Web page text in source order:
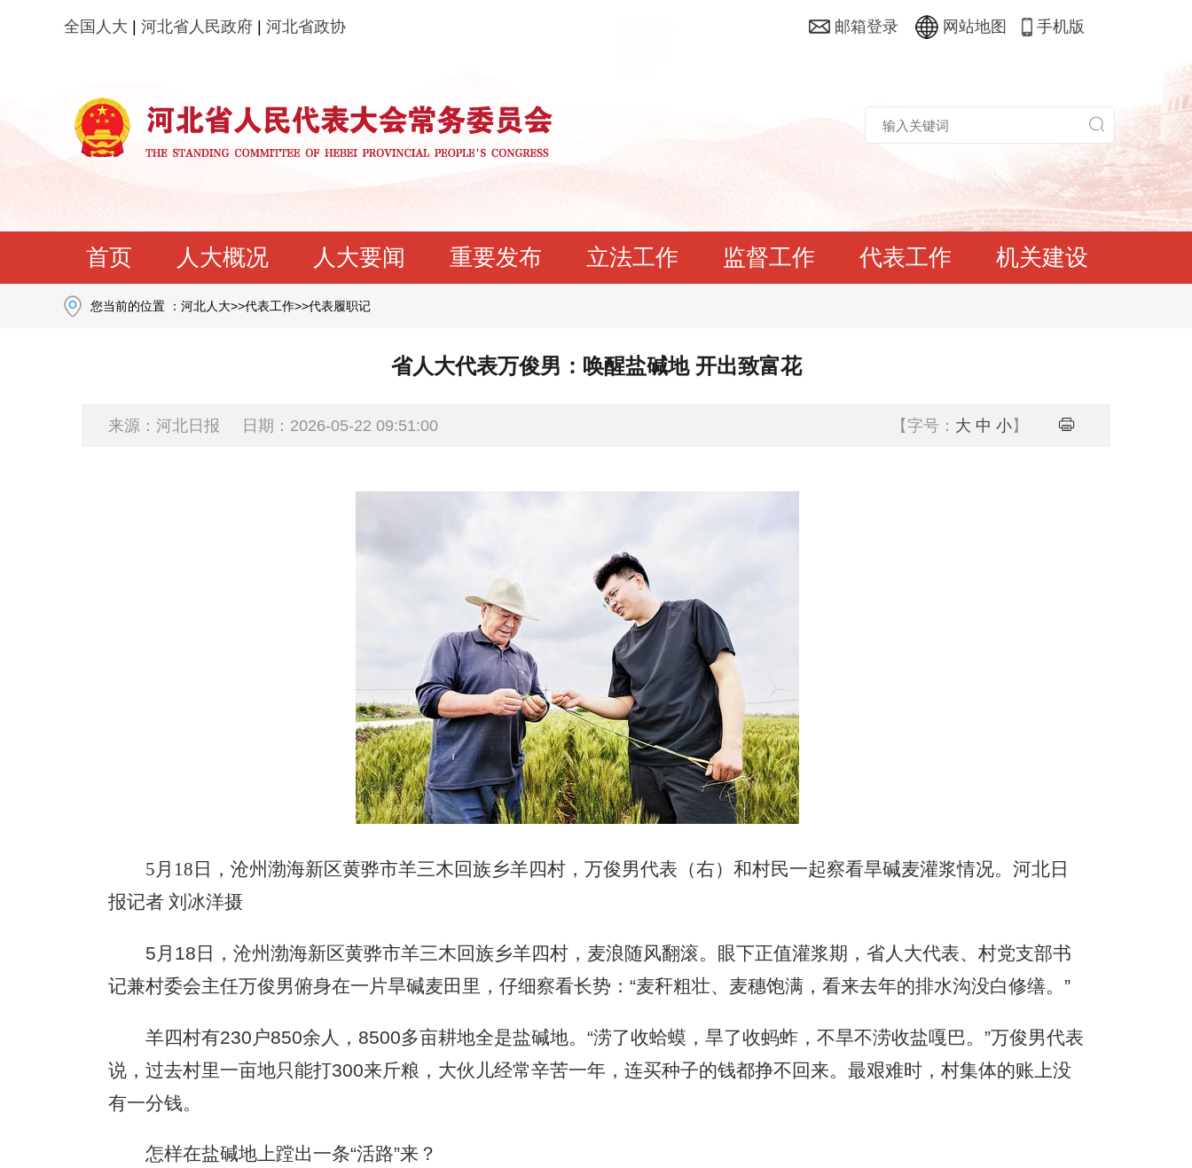
全国人大 河北省人民政府 河北省政协 邮箱登录 网站地图 手机版
首页 人大概况 人大要闻 重要发布 立法工作 监督工作 代表工作 机关建设
您当前的位置 ： 河北人大>>代表工作>>代表履职记
省人大代表万俊男：唤醒盐碱地 开出致富花
来源：河北日报 日期：2026-05-22 09:51:00 【字号： 大 中 小】
5月18日，沧州渤海新区黄骅市羊三木回族乡羊四村，万俊男代表（右）和村民一起察看旱碱麦灌浆情况。河北日
报记者 刘冰洋摄
5月18日，沧州渤海新区黄骅市羊三木回族乡羊四村，麦浪随风翻滚。眼下正值灌浆期，省人大代表、村党支部书
记兼村委会主任万俊男俯身在一片旱碱麦田里，仔细察看长势：“麦秆粗壮、麦穗饱满，看来去年的排水沟没白修缮。”
羊四村有230户850余人，8500多亩耕地全是盐碱地。“涝了收蛤蟆，旱了收蚂蚱，不旱不涝收盐嘎巴。”万俊男代表
说，过去村里一亩地只能打300来斤粮，大伙儿经常辛苦一年，连买种子的钱都挣不回来。最艰难时，村集体的账上没
有一分钱。
怎样在盐碱地上蹚出一条“活路”来？